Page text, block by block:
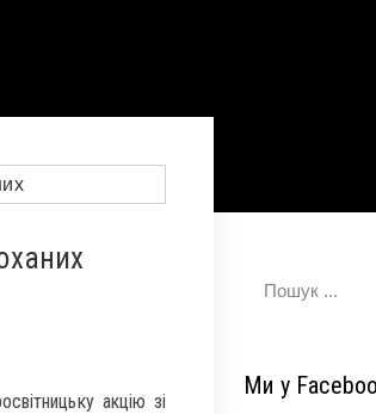
акцію зі
Ми у